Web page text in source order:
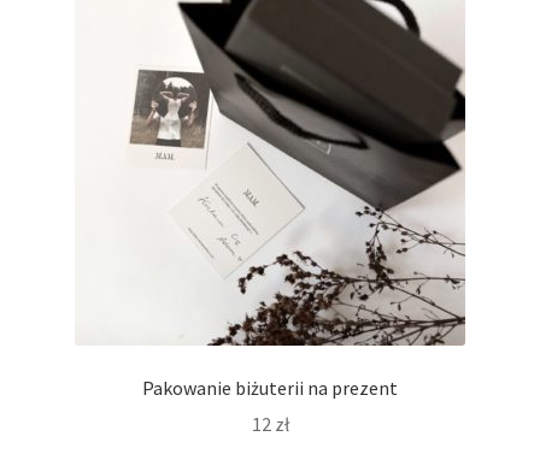
Pakowanie biżuterii na prezent
12 zł